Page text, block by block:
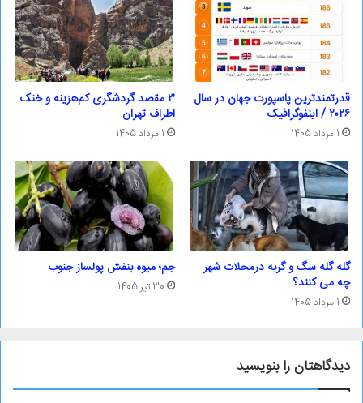
قدرتمندترین پاسپورت‌ جهان در سال
۲۰۲۶ / اینفوگرافیک
1 مرداد 1405
۳ مقصد گردشگری کم‌هزینه و خنک
اطراف تهران
1 مرداد 1405
گله گله سگ و گربه درمحلات شهر
چه می کنند؟
1 مرداد 1405
جم؛ ‌میوه بنفش پولساز جنوب
30 تیر 1405
دیدگاهتان را بنویسید